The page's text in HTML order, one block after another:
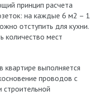
принцип расчета
на каждые 6 м2 – 1
отступить для кухни.
количество мест
квартире выполняется
проводов с